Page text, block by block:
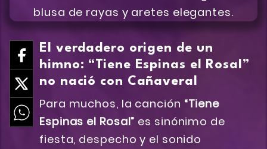
El verdadero origen de un
himno: “Tiene Espinas el Rosal”
no nació con Cañaveral
Para muchos, la canción “Tiene
Espinas el Rosal” es sinónimo de
fiesta, despecho y el sonido